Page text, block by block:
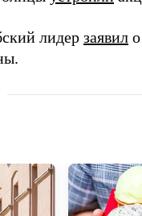
лидер заявил